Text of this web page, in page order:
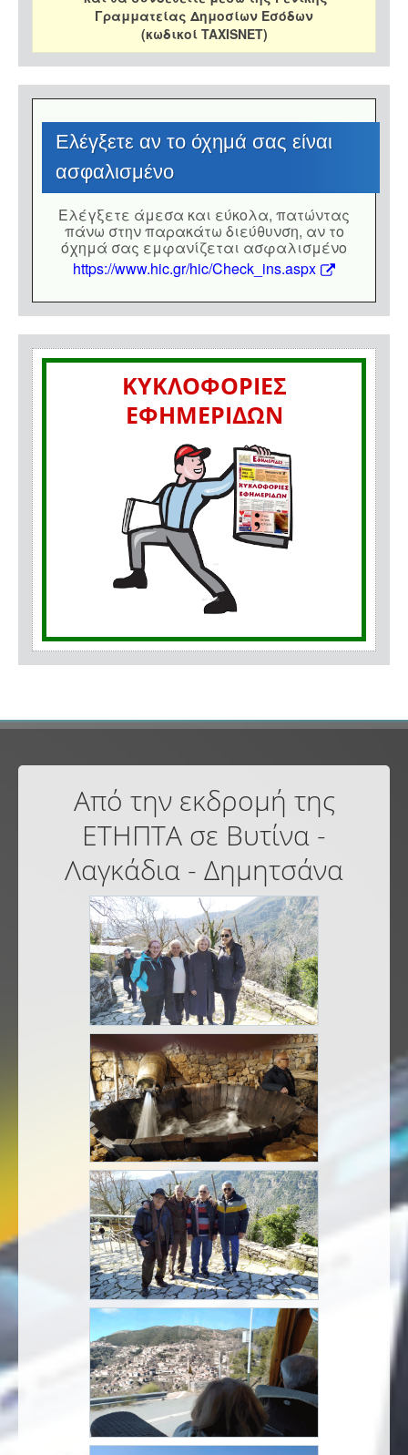
Γραμματείας Δημοσίων Εσόδων
(κωδικοί TAXISNET)
Eλέγξετε αν το όχημά σας είναι
ασφαλισμένο
Eλέγξετε άμεσα και εύκολα, πατώντας
πάνω στην παρακάτω διεύθυνση, αν το
όχημά σας εμφανίζεται ασφαλισμένο
https://www.hic.gr/hic/Check_ins.aspx
ΚΥΚΛΟΦΟΡΙΕΣ
ΕΦΗΜΕΡΙΔΩΝ
Από την εκδρομή της
ΕΤΗΠΤΑ σε Βυτίνα -
Λαγκάδια - Δημητσάνα